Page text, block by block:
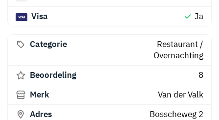
Visa
Ja
Categorie Restaurant /
Overnachting
Beoordeling
8
Merk
Van der Valk
Adres
Bosscheweg 2